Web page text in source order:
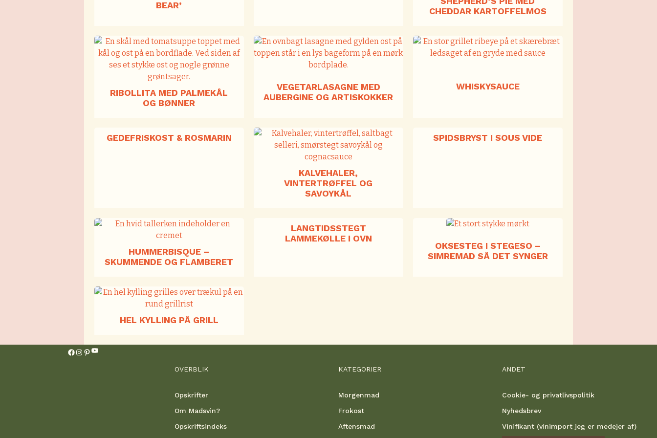
BEAR’
CHEDDAR KARTOFFELMOS
RIBOLLITA MED PALMEKÅL
OG BØNNER
VEGETARLASAGNE MED
AUBERGINE OG ARTISKOKKER
WHISKYSAUCE
GEDEFRISKOST & ROSMARIN
KALVEHALER,
VINTERTRØFFEL OG
SAVOYKÅL
SPIDSBRYST I SOUS VIDE
HUMMERBISQUE –
SKUMMENDE OG FLAMBERET
LANGTIDSSTEGT
LAMMEKØLLE I OVN
OKSESTEG I STEGESO –
SIMREMAD SÅ DET SYNGER
HEL KYLLING PÅ GRILL
Facebook
Instagram
Pinterest
YouTube
OVERBLIK
Opskrifter
Om Madsvin?
Opskriftsindeks
KATEGORIER
Morgenmad
Frokost
Aftensmad
ANDET
Cookie- og privatlivspolitik
Nyhedsbrev
Vinifikant (vinimport jeg er medejer af)